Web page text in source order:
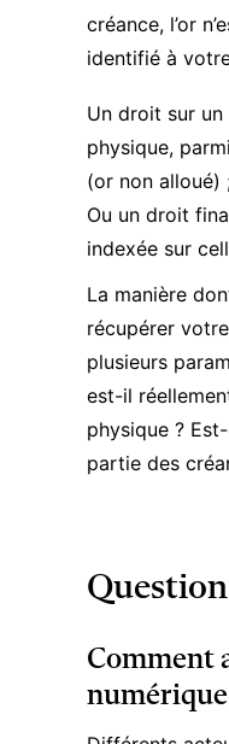
créance, l’or
identifié à
Un droit sur
physique,
(or non alloué)
Ou un droit
indexée sur
La manière
récupérer
plusieurs
est-il
physique ?
partie des
Comment
numérique